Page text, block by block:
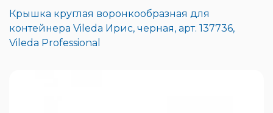
Крышка круглая воронкообразная для
контейнера Vileda Ирис, черная, арт. 137736,
Vileda Professional